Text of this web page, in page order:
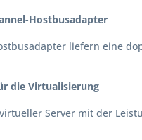
Hostbusadapter
liefern eine
die Virtualisierung
Server mit der